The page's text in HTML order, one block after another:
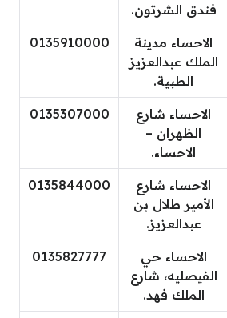
فندق الشرتون.
الاحساء مدينة
الملك عبدالعزيز
الطبية.
0135910000
الاحساء شارع
الظهران –
الاحساء.
0135307000
الاحساء شارع
الأمير طلال بن
عبدالعزيز.
0135844000
الاحساء حي
الفيصليه، شارع
الملك فهد.
0135827777